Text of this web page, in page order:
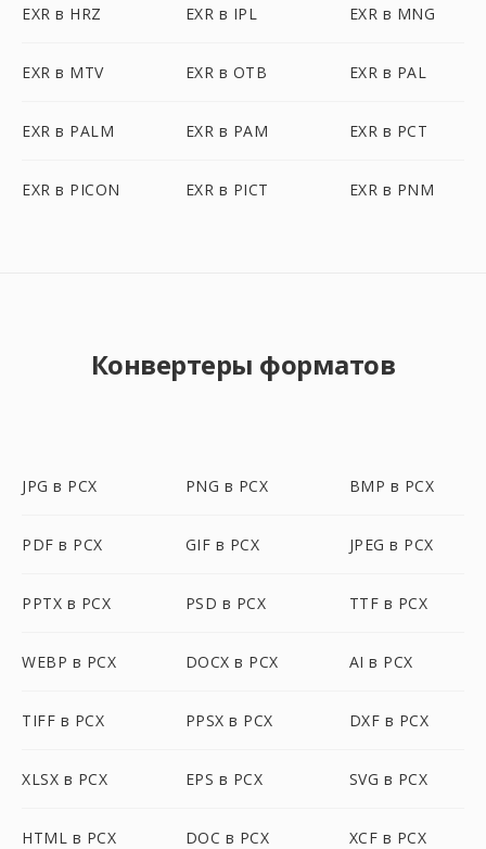
EXR в HRZ EXR в IPL EXR в MNG
EXR в MTV EXR в OTB EXR в PAL
EXR в PALM EXR в PAM EXR в PCT
EXR в PICON EXR в PICT EXR в PNM
Конвертеры форматов
JPG в PCX PNG в PCX BMP в PCX
PDF в PCX GIF в PCX JPEG в PCX
PPTX в PCX PSD в PCX TTF в PCX
WEBP в PCX DOCX в PCX AI в PCX
TIFF в PCX PPSX в PCX DXF в PCX
XLSX в PCX EPS в PCX SVG в PCX
HTML в PCX DOC в PCX XCF в PCX